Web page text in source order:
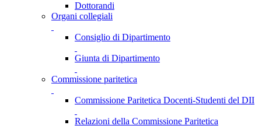
Dottorandi
Organi collegiali
Consiglio di Dipartimento
Giunta di Dipartimento
Commissione paritetica
Commissione Paritetica Docenti-Studenti del DII
Relazioni della Commissione Paritetica